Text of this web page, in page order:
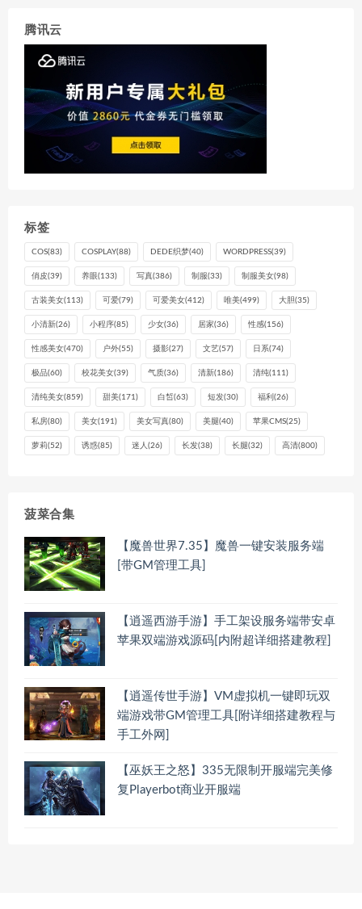
腾讯云
标签
COS(83) COSPLAY(88) DEDE织梦(40) WORDPRESS(39)
俏皮(39) 养眼(133) 写真(386) 制服(33) 制服美女(98)
古装美女(113) 可爱(79) 可爱美女(412) 唯美(499) 大胆(35)
小清新(26) 小程序(85) 少女(36) 居家(36) 性感(156)
性感美女(470) 户外(55) 摄影(27) 文艺(57) 日系(74)
极品(60) 校花美女(39) 气质(36) 清新(186) 清纯(111)
清纯美女(859) 甜美(171) 白皙(63) 短发(30) 福利 (26)
私房(80) 美女(191) 美女写真(80) 美腿(40) 苹果CMS(25)
萝莉(52) 诱惑(85) 迷人 (26) 长发(38) 长腿(32) 高清(800)
菠菜合集
【魔兽世界7.35】魔兽一键安装服务端
[带GM管理工具]
【逍遥西游手游】手工架设服务端带安卓
苹果双端游戏源码[内附超详细搭建教程]
【逍遥传世手游】VM虚拟机一键即玩双
端游戏带GM管理工具[附详细搭建教程与
手工外网]
【巫妖王之怒】335无限制开服端完美修
复Playerbot商业开服端